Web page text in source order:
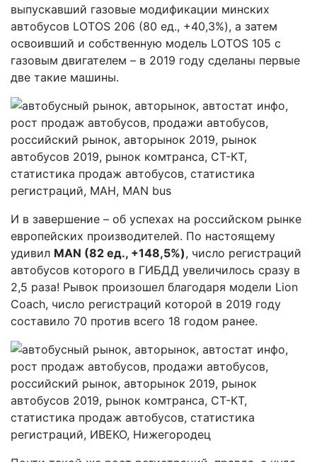
выпускавший газовые модификации минских
автобусов LOTOS 206 (80 ед., +40,3%), а затем
освоивший и собственную модель LOTOS 105 с
газовым двигателем – в 2019 году сделаны первые
две такие машины.
И в завершение – об успехах на российском рынке
европейских производителей. По настоящему
удивил MAN (82 ед., +148,5%), число регистраций
автобусов которого в ГИБДД увеличилось сразу в
2,5 раза! Рывок произошел благодаря модели Lion
Coach, число регистраций которой в 2019 году
составило 70 против всего 18 годом ранее.